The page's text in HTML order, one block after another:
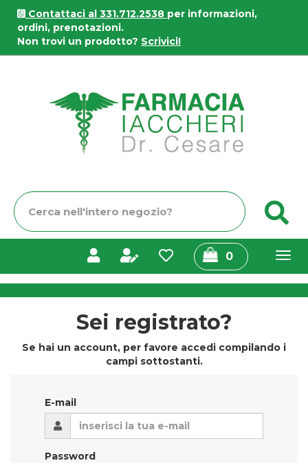
Passa
contenuto
principale
Contattaci al 331.712.2538 per informazioni,
ordini, prenotazioni.
Non trovi un prodotto? Scrivici!
Cerca
Prodotto
0prodotti
inseriti
Sei registrato?
Se hai un account, per favore accedi compilando i
campi sottostanti.
E-mail
Password